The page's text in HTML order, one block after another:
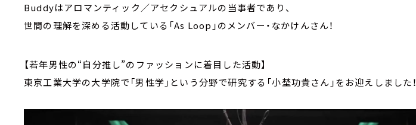
Buddyはアロマンティック／アセクシュアルの当事者であり、
世間の理解を深める活動している「As Loop」のメンバー・なかけんさん！
【若年男性の“自分推し”のファッションに着目した活動】
東京工業大学の大学院で「男性学」という分野で研究する「小埜功貴さん」をお迎えしました！